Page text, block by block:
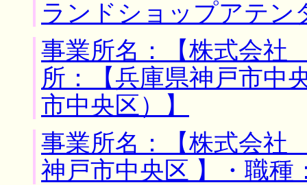
ランドショップアテン
事業所名：【株式会
所：【兵庫県神戸市中
市中央区）】
事業所名：【株式会社
神戸市中央区 】・職種